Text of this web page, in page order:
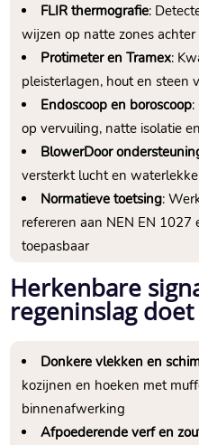
FLIR thermografie:
wijzen op natte zones
Protimeter en Tramex:
pleisterlagen, hout en steen
Endoscoop en boroscoop
op vervuiling, natte isolatie
BlowerDoor
versterkt lucht en
Normatieve toetsing:
refereren aan NEN EN
toepasbaar
Herkenbare
regeninslag
Donkere vlekken en
kozijnen en hoeken met
binnenafwerking
Afpoederende verf en